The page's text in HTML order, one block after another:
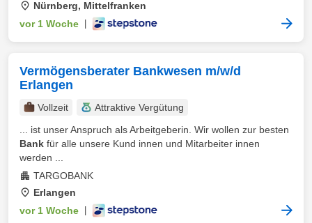
Nürnberg, Mittelfranken
vor 1 Woche
Vermögensberater Bankwesen m/w/d
Erlangen
Vollzeit
Attraktive Vergütung
... ist unser Anspruch als Arbeitgeberin. Wir wollen zur besten
Bank für alle unsere Kund innen und Mitarbeiter innen
werden ...
TARGOBANK
Erlangen
vor 1 Woche